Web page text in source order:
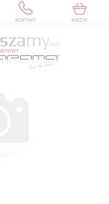
KONTAKT KOSZYK